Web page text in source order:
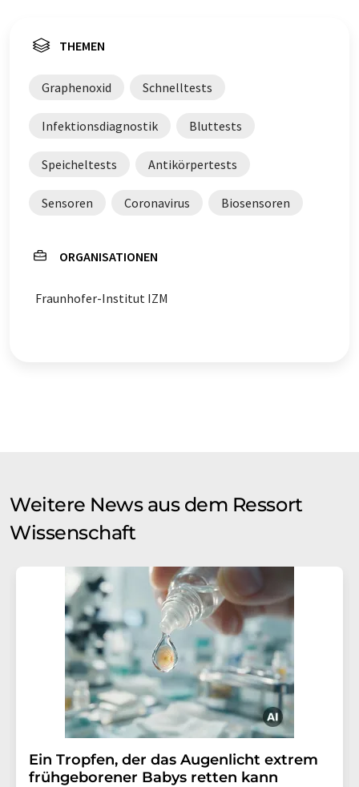
THEMEN
Graphenoxid Schnelltests
Infektionsdiagnostik Bluttests
Speicheltests Antikörpertests
Sensoren Coronavirus Biosensoren
ORGANISATIONEN
Fraunhofer-Institut IZM
Weitere News aus dem Ressort
Wissenschaft
Ein Tropfen, der das Augenlicht extrem
frühgeborener Babys retten kann